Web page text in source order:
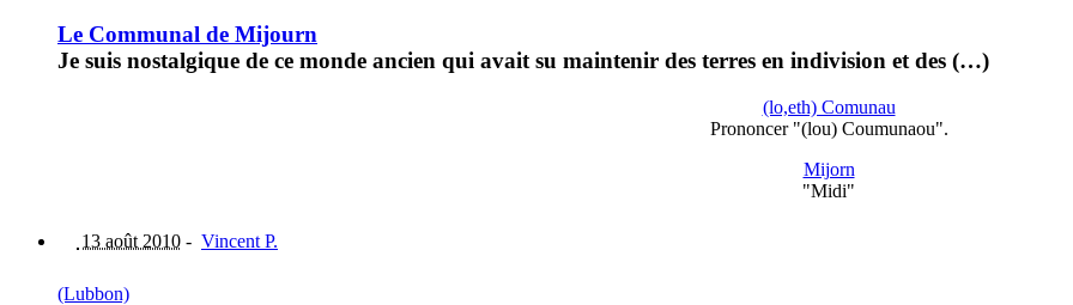
Le Communal de Mijourn
Je suis nostalgique de ce monde ancien qui avait su maintenir des terres en indivision et des (…)
(lo,eth) Comunau
Prononcer "(lou) Coumunaou".
Mijorn
"Midi"
13 août 2010 - Vincent P.
(Lubbon)